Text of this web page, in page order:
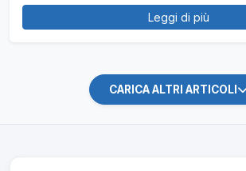
Leggi di più
CARICA ALTRI ARTICOLI